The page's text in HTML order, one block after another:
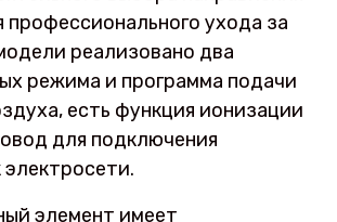
профессионального ухода за
реализовано два
режима и программа подачи
есть функция ионизации
для подключения
элемент имеет